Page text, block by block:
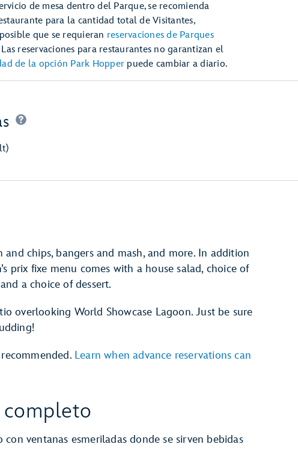
de mesa dentro del Parque, se recomienda
para la cantidad total de Visitantes,
que se requieran reservaciones de Parques
reservaciones para restaurantes no garantizan el
de la opción Park Hopper puede cambiar a diario.
and chips, bangers and mash, and more. In addition
prix fixe menu comes with a house salad, choice of
a choice of dessert.
overlooking World Showcase Lagoon. Just be sure
Learn when advance reservations can
completo
con ventanas esmeriladas donde se sirven bebidas